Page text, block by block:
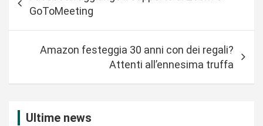
a
GoToMeeting
Amazon festeggia 30 anni con dei regali?
Attenti all’ennesima truffa
Ultime news